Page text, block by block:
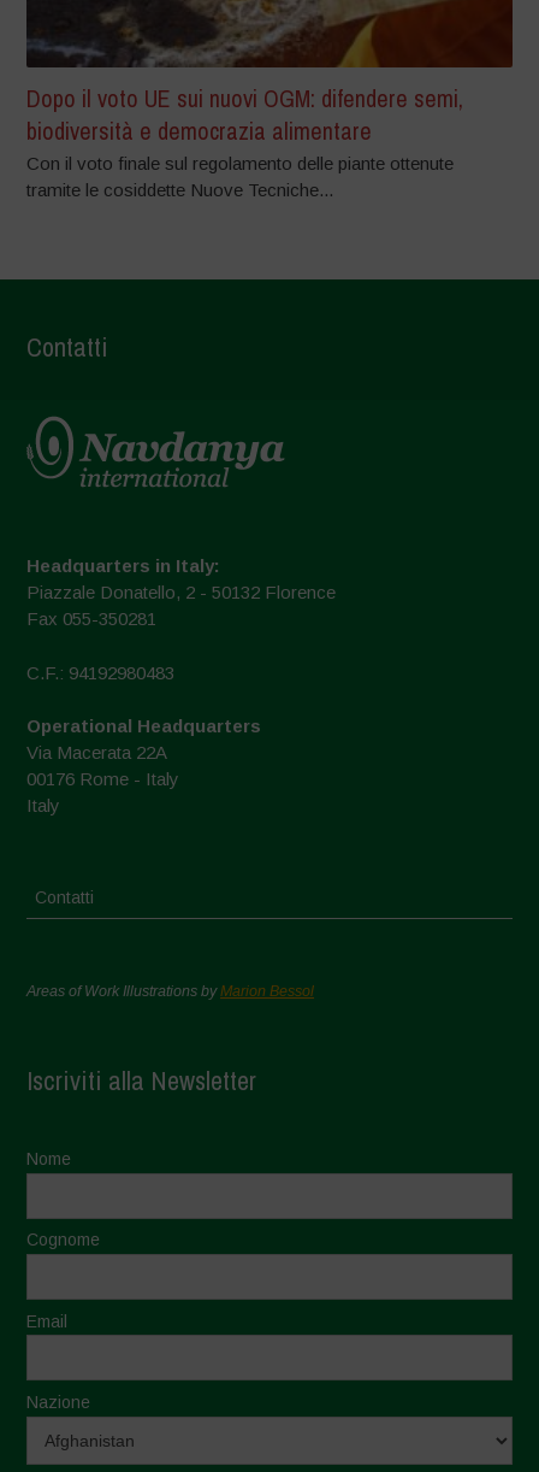
Dopo il voto UE sui nuovi OGM: difendere semi,
biodiversità e democrazia alimentare
Con il voto finale sul regolamento delle piante ottenute
tramite le cosiddette Nuove Tecniche...
Contatti
Headquarters in Italy:
Piazzale Donatello, 2 - 50132 Florence
Fax 055-350281
C.F.: 94192980483
Operational Headquarters
Via Macerata 22A
00176 Rome - Italy
Italy
Contatti
Areas of Work Illustrations byMarion Bessol
Iscriviti alla Newsletter
Nome
Cognome
Email
Nazione